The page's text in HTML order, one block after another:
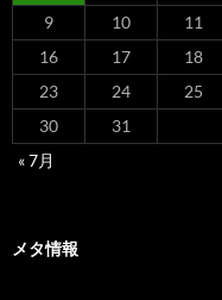
9
10 11
16
17 18
23
24 25
30
31
« 7月
メタ情報